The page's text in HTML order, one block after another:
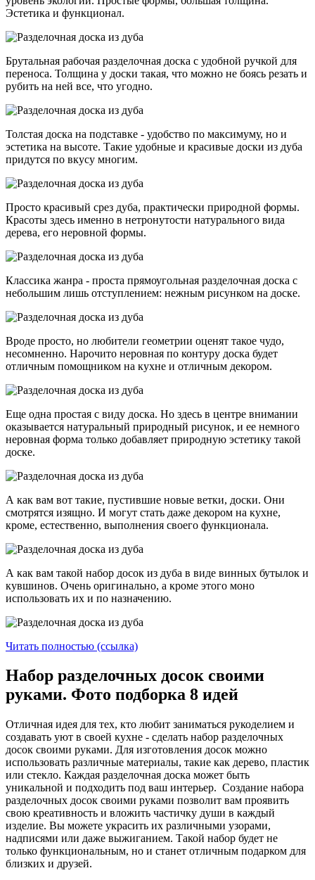
Эстетика и функционал.
Брутальная рабочая разделочная доска с удобной ручкой для
переноса. Толщина у доски такая, что можно не боясь резать и
рубить на ней все, что угодно.
Толстая доска на подставке - удобство по максимуму, но и
эстетика на высоте. Такие удобные и красивые доски из дуба
придутся по вкусу многим.
Просто красивый срез дуба, практически природной формы.
Красоты здесь именно в нетронутости натурального вида
дерева, его неровной формы.
Классика жанра - проста прямоугольная разделочная доска с
небольшим лишь отступлением: нежным рисунком на доске.
Вроде просто, но любители геометрии оценят такое чудо,
несомненно. Нарочито неровная по контуру доска будет
отличным помощником на кухне и отличным декором.
Еще одна простая с виду доска. Но здесь в центре внимании
оказывается натуральный природный рисунок, и ее немного
неровная форма только добавляет природную эстетику такой
доске.
А как вам вот такие, пустившие новые ветки, доски. Они
смотрятся изящно. И могут стать даже декором на кухне,
кроме, естественно, выполнения своего функционала.
А как вам такой набор досок из дуба в виде винных бутылок и
кувшинов. Очень оригинально, а кроме этого моно
использовать их и по назначению.
Читать полностью (ссылка)
Набор разделочных досок своими
руками. Фото подборка 8 идей
Отличная идея для тех, кто любит заниматься рукоделием и
создавать уют в своей кухне - сделать набор разделочных
досок своими руками. Для изготовления досок можно
использовать различные материалы, такие как дерево, пластик
или стекло. Каждая разделочная доска может быть
уникальной и подходить под ваш интерьер. Создание набора
разделочных досок своими руками позволит вам проявить
свою креативность и вложить частичку души в каждый
изделие. Вы можете украсить их различными узорами,
надписями или даже выжиганием. Такой набор будет не
только функциональным, но и станет отличным подарком для
близких и друзей.